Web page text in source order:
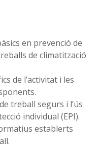
en prevenció de
de climatització
de l’activitat i les
treball segurs i l’ús
individual (EPI).
establerts